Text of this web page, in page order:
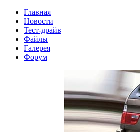
Главная
Новости
Тест-драйв
Файлы
Галерея
Форум